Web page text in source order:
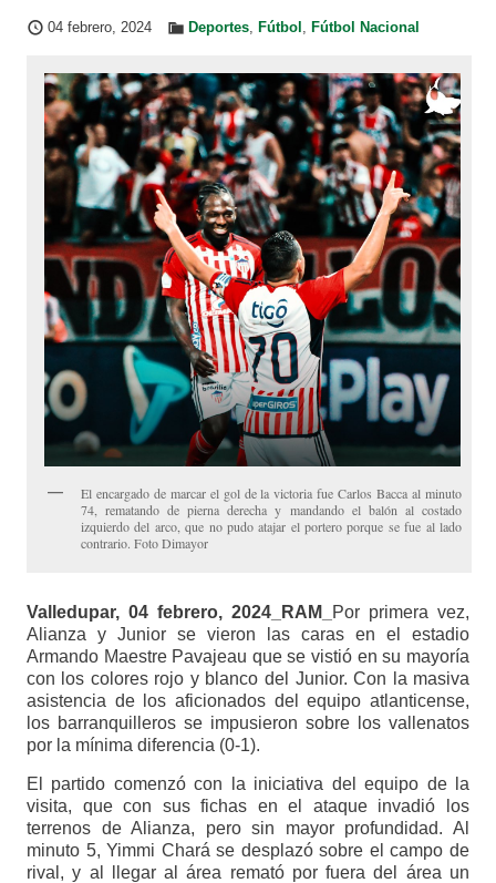
04 febrero, 2024 Deportes, Fútbol , Fútbol Nacional
El encargado de marcar el gol de la victoria fue Carlos Bacca al minuto
74, rematando de pierna derecha y mandando el balón al costado
izquierdo del arco, que no pudo atajar el portero porque se fue al lado
contrario. Foto Dimayor
Valledupar, 04 febrero, 2024_RAM_
Por primera vez,
Alianza y Junior se vieron las caras en el estadio
Armando Maestre Pavajeau que se vistió en su mayoría
con los colores rojo y blanco del Junior. Con la masiva
asistencia de los aficionados del equipo atlanticense,
los barranquilleros se impusieron sobre los vallenatos
por la mínima diferencia (0-1).
El partido comenzó con la iniciativa del equipo de la
visita, que con sus fichas en el ataque invadió los
terrenos de Alianza, pero sin mayor profundidad. Al
minuto 5, Yimmi Chará se desplazó sobre el campo de
rival, y al llegar al área remató por fuera del área un